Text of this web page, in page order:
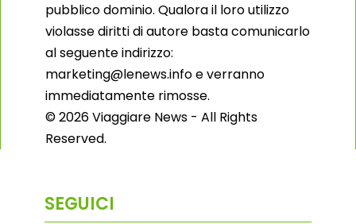
pubblico dominio. Qualora il loro utilizzo
violasse diritti di autore basta comunicarlo
al seguente indirizzo:
marketing@lenews.info e verranno
immediatamente rimosse.
© 2026 Viaggiare News - All Rights
Reserved.
SEGUICI